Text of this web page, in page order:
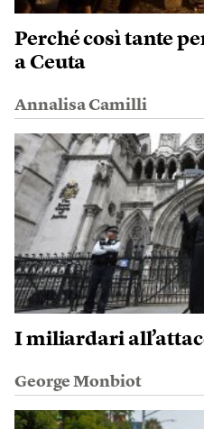
Perché così tante
a Ceuta
Annalisa Camilli
I miliardari
George Monbiot